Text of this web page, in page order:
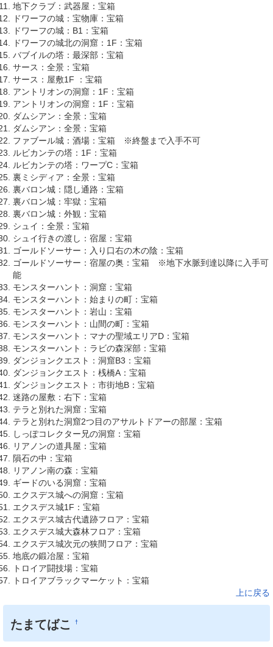
地下クラブ：武器屋：宝箱
ドワーフの城：宝物庫：宝箱
ドワーフの城：B1：宝箱
ドワーフの城北の洞窟：1F：宝箱
バブイルの塔：最深部：宝箱
サース：全景：宝箱
サース：屋敷1F ：宝箱
アントリオンの洞窟：1F：宝箱
アントリオンの洞窟：1F：宝箱
ダムシアン：全景：宝箱
ダムシアン：全景：宝箱
ファブール城：酒場：宝箱 ※終盤まで入手不可
ルビカンテの塔：1F：宝箱
ルビカンテの塔：ワープC：宝箱
裏ミシディア：全景：宝箱
裏バロン城：隠し通路：宝箱
裏バロン城：牢獄：宝箱
裏バロン城：外観：宝箱
シュイ：全景：宝箱
シュイ行きの渡し：宿屋：宝箱
ゴールドソーサー：入り口右の木の陰：宝箱
ゴールドソーサー：宿屋の奥：宝箱 ※地下水脈到達以降に入手可
能
モンスターハント：洞窟：宝箱
モンスターハント：始まりの町：宝箱
モンスターハント：岩山：宝箱
モンスターハント：山間の町：宝箱
モンスターハント：マナの聖域エリアD：宝箱
モンスターハント：ラビの森深部：宝箱
ダンジョンクエスト：洞窟B3：宝箱
ダンジョンクエスト：桟橋A：宝箱
ダンジョンクエスト：市街地B：宝箱
迷路の屋敷：右下：宝箱
テラと別れた洞窟：宝箱
テラと別れた洞窟2つ目のアサルトドアーの部屋：宝箱
しっぽコレクター兄の洞窟：宝箱
リアノンの道具屋：宝箱
隕石の中：宝箱
リアノン南の森：宝箱
ギードのいる洞窟：宝箱
エクスデス城への洞窟：宝箱
エクスデス城1F：宝箱
エクスデス城古代遺跡フロア：宝箱
エクスデス城大森林フロア：宝箱
エクスデス城次元の狭間フロア：宝箱
地底の鍛冶屋：宝箱
トロイア闘技場：宝箱
トロイアブラックマーケット：宝箱
上に戻る
たまてばこ†